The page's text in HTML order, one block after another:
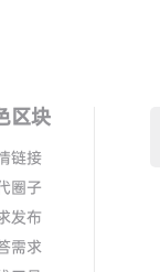
区块
链接
圈子
发布
需求